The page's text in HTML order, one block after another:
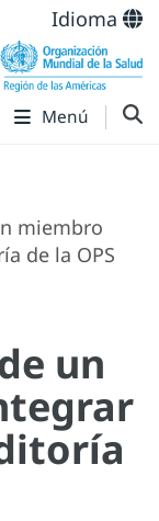
Idioma
Menú
miembro
de la OPS
un